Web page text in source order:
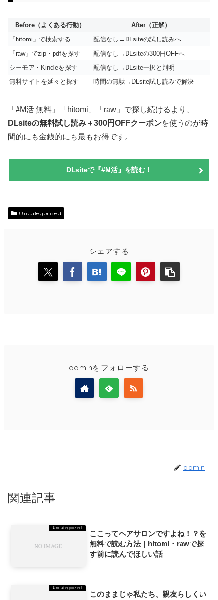
Before（よくある行動）
After（正解）
「hitomi」で検索する
配信なし→DLsiteの試し読みへ
「raw」でzip・pdfを探す
配信なし→DLsiteの300円OFFへ
シーモア・Kindleを探す
配信なし→DLsite一択と判明
無料サイトを延々と探す
時間の無駄→DLsite試し読みで解決
「#M活 無料」「hitomi」「raw」で探し続けるより、
DLsiteの無料試し読み＋300円OFFクーポンを使うのが時
間的にも金銭的にも最もお得です。
DLsiteで『#M活』を読む！
Uncategorized
シェアする
adminをフォローする
admin
関連記事
Uncategorized
ここってヘアサロンですよね！？を
無料で読む方法｜hitomi・rawで探
す前に読んでほしい話
Uncategorized
このままじゃ私たち、親友らしくい